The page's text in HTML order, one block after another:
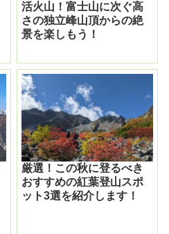
活火山！富士山に次ぐ高
さの独立峰山頂からの絶
景を楽しもう！
厳選！この秋に登るべき
おすすめの紅葉登山スポ
ット3選を紹介します！